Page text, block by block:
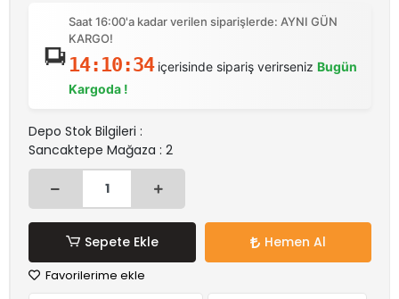
Saat 16:00'a kadar verilen siparişlerde: AYNI GÜN
KARGO!
14:10:34içerisinde sipariş verirseniz Bugün
Kargoda !
Depo Stok Bilgileri :
Sancaktepe Mağaza : 2
Sepete Ekle Hemen Al
Favorilerime ekle